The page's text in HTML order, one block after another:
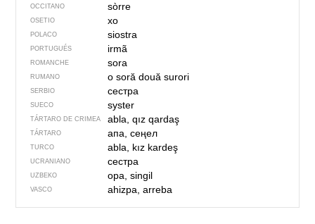
OCCITANO sòrre
OSETIO хо
POLACO siostra
PORTUGUÉS irmã
ROMANCHE sora
RUMANO o sorădouă surori
SERBIO сестра
SUECO syster
TÁRTARO DE CRIMEA abla, qız qardaş
TÁRTARO апа, сеңел
TURCO abla, kız kardeş
UCRANIANO сестра
UZBEKO opa, singil
VASCO ahizpa, arreba